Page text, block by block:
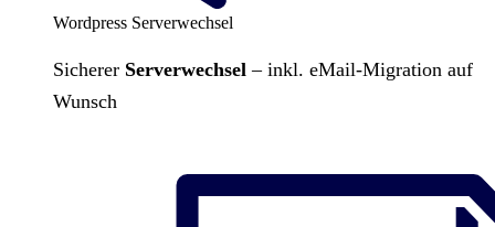
Wordpress Serverwechsel
Sicherer Serverwechsel – inkl. eMail-Migration auf
Wunsch